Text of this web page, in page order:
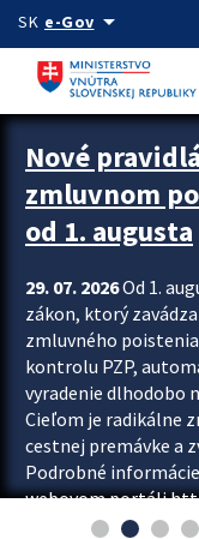
Preskocit na hlavný
SK e-Govarrow_drop_down
Zastavit automatický
Nové
zmluvnom
od 1. augusta
29. 07. 2026Od 1.
zákon, ktorý
zmluvného
kontrolu PZP,
vyradenie dlhodobo
Cieľom je radikálne
cestnej premávke a
Podrobné
webovom portáli
ktorom od augusta